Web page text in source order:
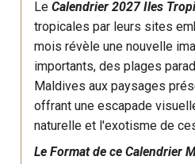
LeCalendrier 2027 Iles
tropicales par leurs sites
mois révèle une nouvelle
importants, des plages
Maldives aux paysages
offrant une escapade
naturelle et l'exotisme de
Le Format de ce Calendrier